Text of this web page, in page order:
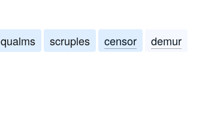
qualms scruples censor
demur